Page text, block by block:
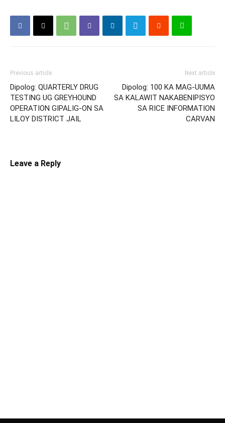
Previous article
Dipolog: QUARTERLY DRUG
TESTING UG GREYHOUND
OPERATION GIPALIG-ON SA
LILOY DISTRICT JAIL
Next article
Dipolog: 100 KA MAG-UUMA
SA KALAWIT NAKABENIPISYO
SA RICE INFORMATION
CARVAN
Leave a Reply